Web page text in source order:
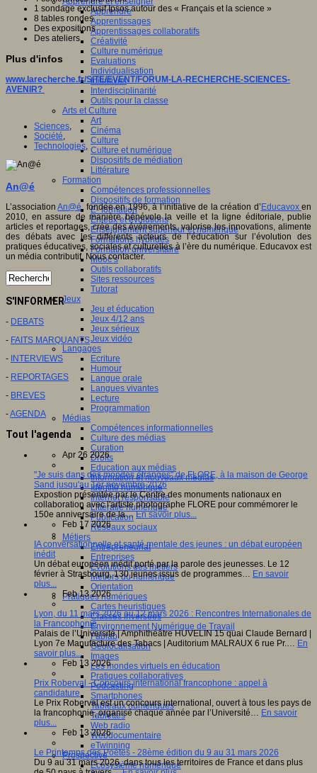
Apprendre
Apprentissages
Apprentissages collaboratifs
Créativité
Culture numérique
Evaluations
Individualisation
Initiatives
Interdisciplinarité
Outils pour la classe
Arts et Culture
Art
Cinéma
Culture
Culture et numérique
Dispositifs de médiation
Littérature
Formation
Compétences professionnelles
Dispositifs de formation
E- formation
Enjeux et évolutions
Enseignement supérieur et numérique
Formations hybrides
Formation universitaire
Mooc’s
Outils collaboratifs
Sites ressources
Tutorat
Jeux
Jeu et éducation
Jeux 4/12 ans
Jeux sérieux
Jeux vidéo
Langages
Ecriture
Humour
Langue orale
Langues vivantes
Lecture
Programmation
Médias
Compétences informationnelles
Culture des médias
Curation
Droits
Education aux médias
Information et nouveaux médias
Identité numérique
Internet responsable
Littératie numérique
Publication
Réseaux sociaux
Métiers
Entrepreneuriat
Entreprises
Evolutions des métiers
Métiers du numérique
Orientation
Pratiques numériques
Cartes heuristiques
Classes inversées
Environnement Numérique de Travail
Fablab
Géolocalisation
Images
Les mondes virtuels en éducation
Pratiques collaboratives
Podcasting
Smartphones
Tableaux numériques
Tablettes
Web radio
Webdocumentaire
eTwinning
Prospective
Ecosystème numérique
1 sondage exclusif Ipsos autour des « Français et la science »
8 tables rondes
Des expositions
Des ateliers
Plus d'infos
www.larecherche.fr/SITE/EVENT/FORUM-LA-RECHERCHE-SCIENCES-
AVENIR?
Sciences,
Société,
Technologies,
An@é
L’associationAn@é, fondée en 1996, à l’initiative de la création d’ Educavoxen
2010, en assure de manière bénévole la veille et la ligne éditoriale, publie
articles et reportages, crée des événements, valorise les innovations, alimente
des débats avec les différents acteurs de l’éducation sur l’évolution des
pratiques éducatives, sociales et culturelles à l’ère du numérique. Educavox est
un média contributif. Nous contacter.
S'INFORMER
- DEBATS
- FAITS MARQUANTS
- INTERVIEWS
- REPORTAGES
- BREVES
-AGENDA
Tout l'agenda
Apr 26 2026
"Je suis dans des mondes étranges" de FLORE, à la maison de George
Sand jusqu'au 1er novembre 2026
Expostion présentée par le Centre des monuments nationaux en
collaboration avec l'artiste photographe FLORE pour commémorer le
150e anniversaire de la…En savoir plus...
Feb 17 2026
IA conversationnelle et santé mentale des jeunes : un débat européen
inédit
Un débat européen inédit porté par la parole des jeunesses. Le 12
février à Strasbourg, 130 jeunes issus de programmes… En savoir
plus...
Feb 13 2026
Lyon, du 11 mars 2026 au 12 mars 2026 : Rencontres Internationales de
la Francophonie
Palais de l’Université | Amphithéâtre HUVELIN 15 quai Claude Bernard |
Lyon 7e Manufacture des Tabacs | Auditorium MALRAUX 6 rue Pr.… En
savoir plus...
Feb 13 2026
Prix Roberval - Concours international francophone : appel à
candidature
Le Prix Roberval est un concours international, ouvert à tous les pays de
la francophonie, organisé chaque année par l’Université… En savoir
plus...
Feb 13 2026
Le Printemps des Poètes - 28ème édition du 9 au 31 mars 2026
Du 9 au 31 mars 2026, dans tous les territoires de France et dans plus